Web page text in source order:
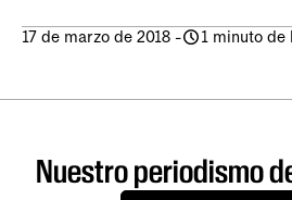
17 de marzo de 2018 - 1 minuto de
Nuestro periodismo